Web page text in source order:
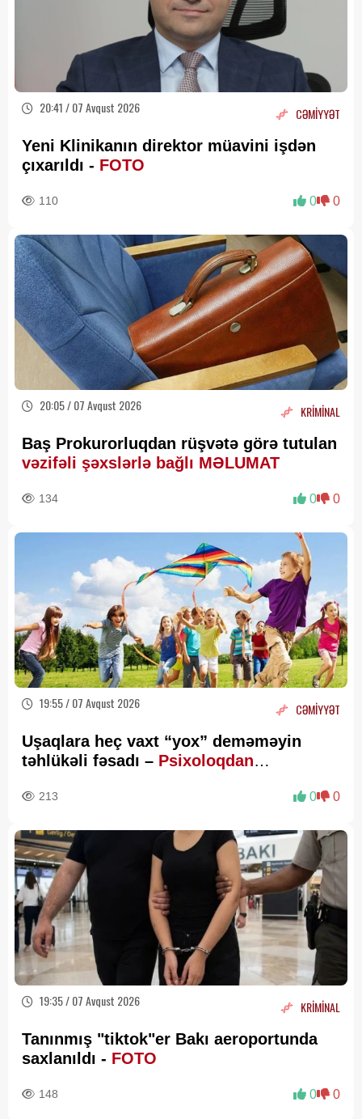
20:41 / 07 Avqust 2026 CƏMİYYƏT
Yeni Klinikanın direktor müavini işdən
çıxarıldı - FOTO
110 0 0
20:05 / 07 Avqust 2026 KRİMİNAL
Baş Prokurorluqdan rüşvətə görə tutulan
vəzifəli şəxslərlə bağlı MƏLUMAT
134 0 0
19:55 / 07 Avqust 2026 CƏMİYYƏT
Uşaqlara heç vaxt “yox” deməməyin
təhlükəli fəsadı – Psixoloqdan
213 0 0
19:35 / 07 Avqust 2026 KRİMİNAL
Tanınmış "tiktok"er Bakı aeroportunda
saxlanıldı - FOTO
148 0 0